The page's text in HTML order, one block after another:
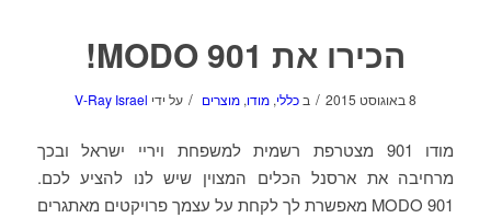
הכירו את MODO 901!
8 באוגוסט 2015 / בכללי, מודו, מוצרים / על ידי V-Ray Israel
מודו 901 מצטרפת רשמית למשפחת ויריי ישראל ובכך
מרחיבה את ארסנל הכלים המצוין שיש לנו להציע לכם.
MODO 901 מאפשרת לך לקחת על עצמך פרויקטים מאתגרים